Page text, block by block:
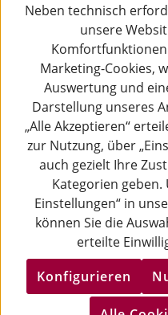
Neben technisch
unsere
Komfortfunktionen
Marketing-Cookies,
Auswertung und
Darstellung unseres
„Alle Akzeptieren“
zur Nutzung, über
auch gezielt Ihre
Kategorien geben.
Einstellungen“ in
können Sie die
erteilte
Konfigurieren